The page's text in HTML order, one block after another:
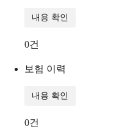
내용 확인
0건
보험 이력
내용 확인
0건